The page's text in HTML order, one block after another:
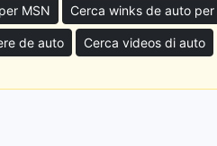
MSN Cerca winks de auto per
de auto Cerca videos di auto